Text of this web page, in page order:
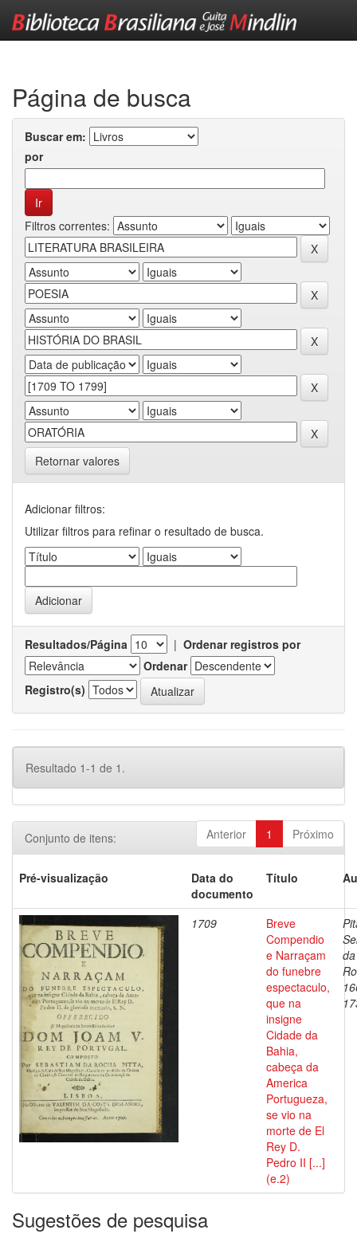
Página de busca
Buscar em:
por
Filtros correntes:
Retornar valores
Adicionar filtros:
Utilizar filtros para refinar o resultado de busca.
Resultados/Página | Ordenar registros por
Ordenar
Registro(s)
Resultado 1-1 de 1.
Anterior 1 Próximo
Conjunto de itens:
Pré-visualização
Data do
documento
Título
1709
Breve
Compendio
e Narraçam
do funebre
espectaculo,
que na
insigne
Cidade da
Bahia,
cabeça da
America
Portugueza,
se vio na
morte de El
Rey D.
Pedro II [...]
(e.2)
da
Sugestões de pesquisa